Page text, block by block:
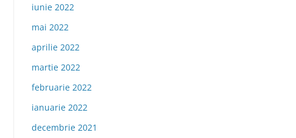
iunie 2022
mai 2022
aprilie 2022
martie 2022
februarie 2022
ianuarie 2022
decembrie 2021